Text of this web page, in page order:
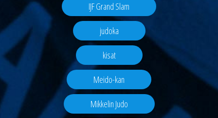
IJF Grand Slam
judoka
kisat
Meido-kan
Mikkelin Judo